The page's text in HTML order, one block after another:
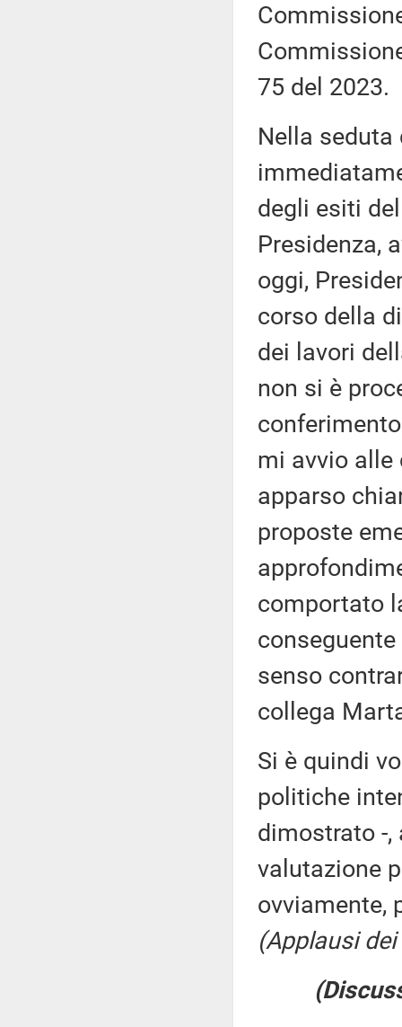
75 del 2023.
Nella
degli esiti
Presidenza,
oggi,
corso della
dei lavori
non si è
mi avvio alle
apparso
proposte
comportato
senso
collega
Si è quindi
politiche
dimostrato -,
valutazione
ovviamente,
(Applausi